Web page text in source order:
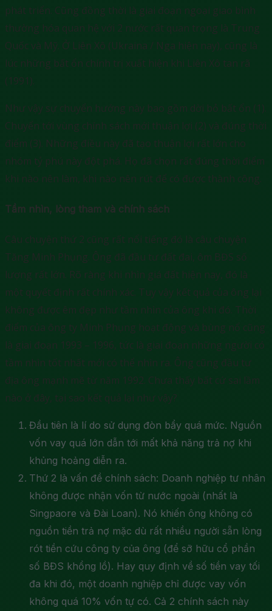
phát triển. Cũng đồng thời là giai đoạn ngoại giao bình
thường hóa quan hệ với 2 nước rất quan trọng là Trung
Quốc và Mỹ. Ở Liên Xô (Ukraina / Nga hiện nay), cũng là
lúc những bất ổn chính trị xuất hiện khi Liên Xô tan rã
(1991).
Như vậy sự chuyển hướng này bao gồm dời bỏ bất ổn (1).
Chuyển tới vùng chính sách mới thuận lợi (2) và đúng thời
điểm (3). Những điều này đã tạo thuận lợi rất lớn cho
nhóm tỷ phú này đột phá. Họ đã chọn rất đúng thời điểm
khi nào nên làm, khi nào nên rút để có được thành công.
Tầm nhìn, lòng tham và chính sách
Câu chuyện thứ 2 cũng rất nổi tiếng đó là câu chuyện
Tăng Minh Phụng. Ông đã đầu tư đất đai, ôm BĐS số
lượng rất lớn. Rõ ràng khi nhìn giá đất hiện nay, đó là
một quyết định rất chính xác. Tuy vậy kết quả của ông lại
không được êm đẹp như tầm nhìn của ông khi đó. Thời
điểm của ông ty Minh Phụng hoạt động và bùng nổ cũng
là giai đoạn 1993 – 1996, tức là giai đoạn những người có
tầm nhìn tốt nhất mới có thể nhìn ra. Ông cũng đầu tư
địa ông mạnh mẽ từ năm 1992. Chưa thấy bất cứ sai lầm
nào ở đây, tại sao kết quả lại như vậy?
Đầu tiên là lí do sử dụng đòn bẩy quá mức. Nguồn
vốn vay quá lớn dẫn tới mất khả năng trả nợ khi
khủng hoảng diễn ra.
Thứ 2 là vấn đề chính sách: Doanh nghiệp tư nhân
không được nhận vốn từ nước ngoài (nhất là
Singpaore và Đài Loan). Nó khiến ông không có
nguồn tiền trả nợ mặc dù rất nhiều người sẵn lòng
rót tiền cứu công ty của ông (để sỡ hữu cổ phần
số BĐS khổng lồ). Hay quy định về số tiền vay tối
đa khi đó, một doanh nghiệp chỉ được vay vốn
không quá 10% vốn tự có. Cả 2 chính sách này